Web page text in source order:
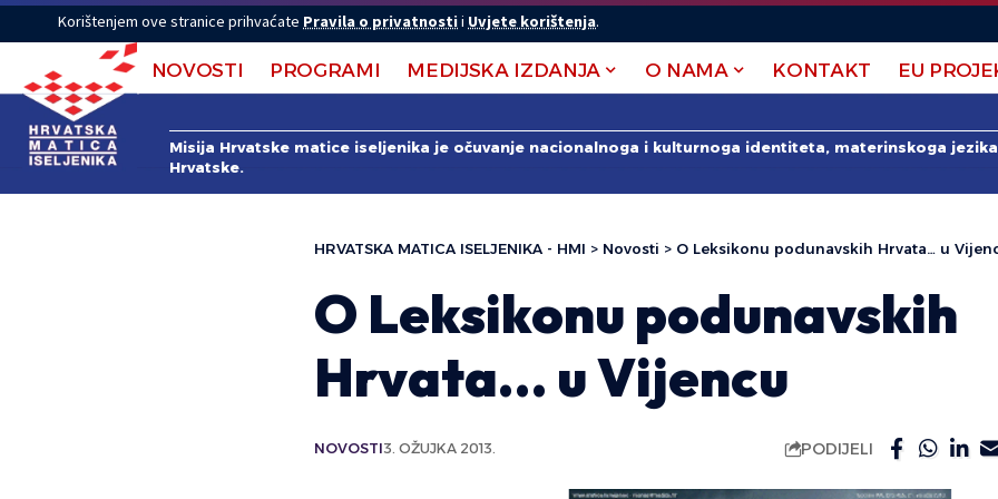
Korištenjem ove stranice prihvaćate Pravila o privatnostii Uvjete korištenja.
NOVOSTI PROGRAMI MEDIJSKA IZDANJA O NAMA KONTAKT EU
Misija Hrvatske matice iseljenika je očuvanje nacionalnoga i kulturnoga identiteta, materinskoga
Hrvatske.
HRVATSKA MATICA ISELJENIKA - HMI > Novosti > O Leksikonu podunavskih Hrvata… u
O Leksikonu podunavskih
Hrvata… u Vijencu
NOVOSTI3. OŽUJKA 2013. PODIJELI